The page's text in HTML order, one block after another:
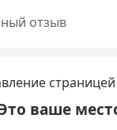
отзыв
ваше